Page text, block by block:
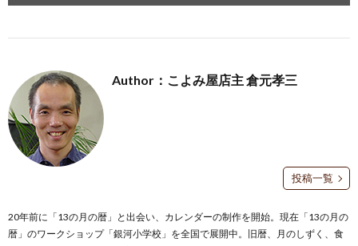
Author：こよみ屋店主 倉元孝三
投稿一覧
20年前に「13の月の暦」と出会い、カレンダーの制作を開始。現在「13の月の
暦」のワークショップ「銀河小学校」を全国で展開中。旧暦、月のしずく、食